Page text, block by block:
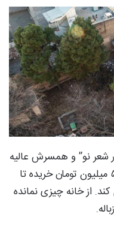
شعر نو” و همسرش عالیه
جهانگیر در دزاشیب را ۱۳میلیارد و ۵۰۰ میلیون تومان خریده تا
از خانه چیزی نمانده